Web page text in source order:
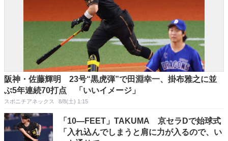
阪神・佐藤輝明 23号“黒虎弾”で田淵幸一、掛布雅之に並
ぶ5年連続70打点 「いいイメージ」
スポニチアネックス 8/8(土) 1:15
「10―FEET」TAKUMA 京セラDで始球式
「入れ込んでしまうと肩に力が入るので、い